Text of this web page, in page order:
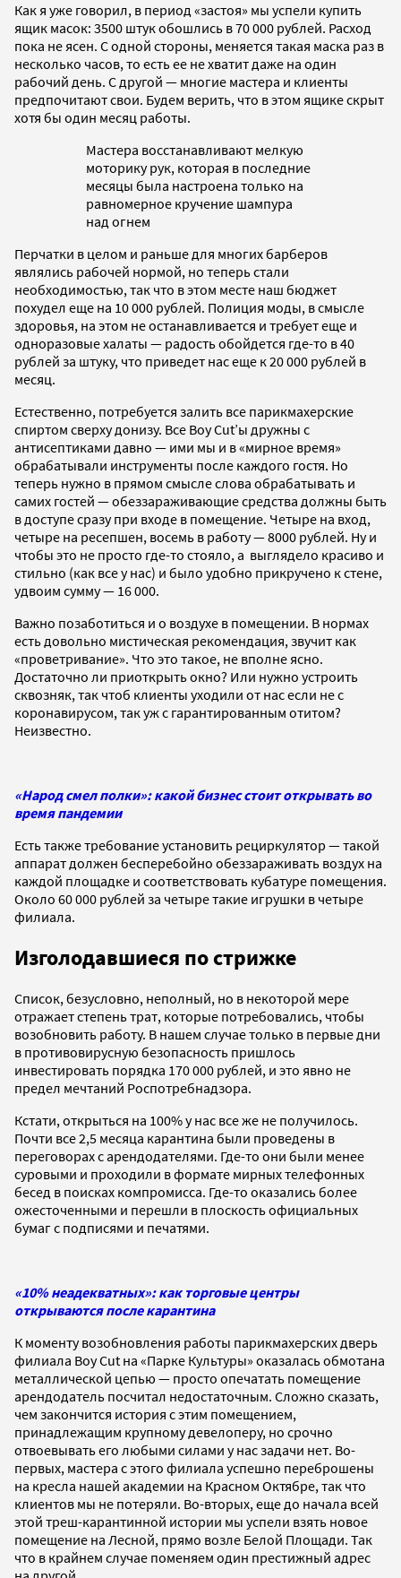
Как я уже говорил, в период «застоя» мы успели купить
ящик масок: 3500 штук обошлись в 70 000 рублей. Расход
пока не ясен. С одной стороны, меняется такая маска раз в
несколько часов, то есть ее не хватит даже на один
рабочий день. С другой — многие мастера и клиенты
предпочитают свои. Будем верить, что в этом ящике скрыт
хотя бы один месяц работы.
Мастера восстанавливают мелкую
моторику рук, которая в последние
месяцы была настроена только на
равномерное кручение шампура
над огнем
Перчатки в целом и раньше для многих барберов
являлись рабочей нормой, но теперь стали
необходимостью, так что в этом месте наш бюджет
похудел еще на 10 000 рублей. Полиция моды, в смысле
здоровья, на этом не останавливается и требует еще и
одноразовые халаты — радость обойдется где-то в 40
рублей за штуку, что приведет нас еще к 20 000 рублей в
месяц.
Естественно, потребуется залить все парикмахерские
спиртом сверху донизу. Все Boy Cut’ы дружны с
антисептиками давно — ими мы и в «мирное время»
обрабатывали инструменты после каждого гостя. Но
теперь нужно в прямом смысле слова обрабатывать и
самих гостей — обеззараживающие средства должны быть
в доступе сразу при входе в помещение. Четыре на вход,
четыре на ресепшен, восемь в работу — 8000 рублей. Ну и
чтобы это не просто где-то стояло, а выглядело красиво и
стильно (как все у нас) и было удобно прикручено к стене,
удвоим сумму — 16 000.
Важно позаботиться и о воздухе в помещении. В нормах
есть довольно мистическая рекомендация, звучит как
«проветривание». Что это такое, не вполне ясно.
Достаточно ли приоткрыть окно? Или нужно устроить
сквозняк, так чтоб клиенты уходили от нас если не с
коронавирусом, так уж с гарантированным отитом?
Неизвестно.
«Народ смел полки»: какой бизнес стоит открывать во
время пандемии
Есть также требование установить рециркулятор — такой
аппарат должен бесперебойно обеззараживать воздух на
каждой площадке и соответствовать кубатуре помещения.
Около 60 000 рублей за четыре такие игрушки в четыре
филиала.
Изголодавшиеся по стрижке
Список, безусловно, неполный, но в некоторой мере
отражает степень трат, которые потребовались, чтобы
возобновить работу. В нашем случае только в первые дни
в противовирусную безопасность пришлось
инвестировать порядка 170 000 рублей, и это явно не
предел мечтаний Роспотребнадзора.
Кстати, открыться на 100% у нас все же не получилось.
Почти все 2,5 месяца карантина были проведены в
переговорах с арендодателями. Где-то они были менее
суровыми и проходили в формате мирных телефонных
бесед в поисках компромисса. Где-то оказались более
ожесточенными и перешли в плоскость официальных
бумаг с подписями и печатями.
«10% неадекватных»: как торговые центры
открываются после карантина
К моменту возобновления работы парикмахерских дверь
филиала Boy Cut на «Парке Культуры» оказалась обмотана
металлической цепью — просто опечатать помещение
арендодатель посчитал недостаточным. Сложно сказать,
чем закончится история с этим помещением,
принадлежащим крупному девелоперу, но срочно
отвоевывать его любыми силами у нас задачи нет. Во-
первых, мастера с этого филиала успешно переброшены
на кресла нашей академии на Красном Октябре, так что
клиентов мы не потеряли. Во-вторых, еще до начала всей
этой треш-карантинной истории мы успели взять новое
помещение на Лесной, прямо возле Белой Площади. Так
что в крайнем случае поменяем один престижный адрес